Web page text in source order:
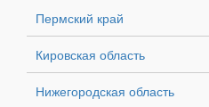
Пермский край
Кировская область
Нижегородская область